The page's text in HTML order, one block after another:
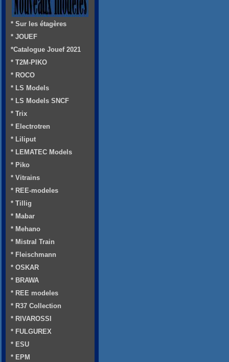
* Sur les étagères
* JOUEF
*Catalogue Jouef 2021
* T2M-PIKO
* ROCO
* LS Models
* LS Models SNCF
* Trix
* Electrotren
* Liliput
* LEMATEC Models
* Piko
* Vitrains
* REE-modeles
* Tillig
* Mabar
* Mehano
* Mistral Train
* Fleischmann
* OSKAR
* BRAWA
* REE modeles
* R37 Collection
* RIVAROSSI
* FULGUREX
* ESU
* EPM